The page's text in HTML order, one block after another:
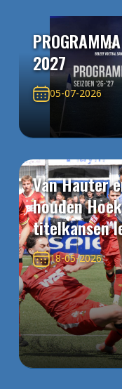
2027
05-07-2026
Van Hauter
houden
titelkansen
18-05-2026